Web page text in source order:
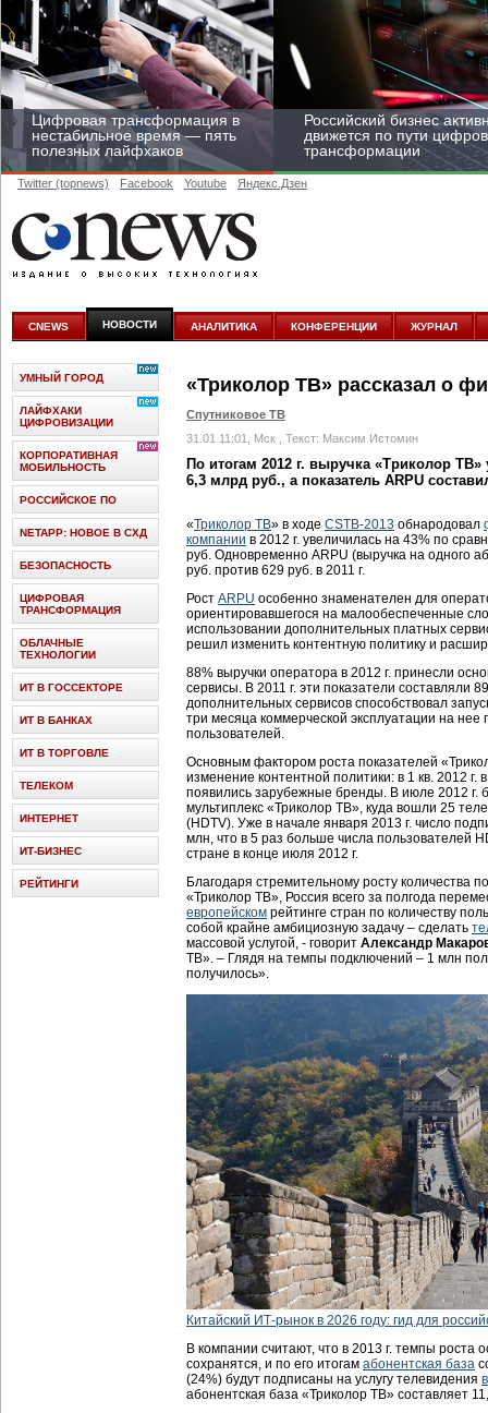
Цифровая трансформация в
нестабильное время — пять
полезных лайфхаков
Российский бизнес
движется по пути
трансформации
цифровизироваться со
скоростью крупных
корпораций
Twitter (topnews) Facebook Youtube Яндекс.Дзен
CNEWS НОВОСТИ АНАЛИТИКА КОНФЕРЕНЦИИ ЖУРНАЛ
«Триколор ТВ» рассказал о
Спутниковое ТВ
31.01 11:01, Мск , Текст: Максим Истомин
По итогам 2012 г. выручка «Триколор ТВ»
6,3 млрд руб., а показатель ARPU
«Триколор ТВ» в ходе CSTB-2013 обнародовал
компании в 2012 г. увеличилась на 43% по
руб. Одновременно ARPU (выручка на одного
руб. против 629 руб. в 2011 г.
Рост ARPU особенно знаменателен для
ориентировавшегося на малообеспеченные
использовании дополнительных платных
решил изменить контентную политику и
88% выручки оператора в 2012 г. принесли
сервисы. В 2011 г. эти показатели составляли
дополнительных сервисов способствовал
три месяца коммерческой эксплуатации на нее
пользователей.
Основным фактором роста показателей
изменение контентной политики: в 1 кв. 2012 г.
появились зарубежные бренды. В июле 2012
мультиплекс «Триколор ТВ», куда вошли 25
(HDTV). Уже в начале января 2013 г. число
млн, что в 5 раз больше числа пользователей
стране в конце июля 2012 г.
Благодаря стремительному росту количества
«Триколор ТВ», Россия всего за полгода
европейском рейтинге стран по количеству
собой крайне амбициозную задачу – сделать
массовой услугой, - говорит Александр
ТВ». – Глядя на темпы подключений – 1 млн
получилось».
Китайский ИТ-рынок в 2026 году: гид для
В компании считают, что в 2013 г. темпы роста
сохранятся, и по его итогам абонентская база
(24%) будут подписаны на услугу телевидения
абонентская база «Триколор ТВ» составляет
УМНЫЙ ГОРОД
ЛАЙФХАКИ
ЦИФРОВИЗАЦИИ
КОРПОРАТИВНАЯ
МОБИЛЬНОСТЬ
РОССИЙСКОЕ ПО
NETAPP: НОВОЕ В СХД
БЕЗОПАСНОСТЬ
ЦИФРОВАЯ
ТРАНСФОРМАЦИЯ
ОБЛАЧНЫЕ
ТЕХНОЛОГИИ
ИТ В ГОССЕКТОРЕ
ИТ В БАНКАХ
ИТ В ТОРГОВЛЕ
ТЕЛЕКОМ
ИНТЕРНЕТ
ИТ-БИЗНЕС
РЕЙТИНГИ